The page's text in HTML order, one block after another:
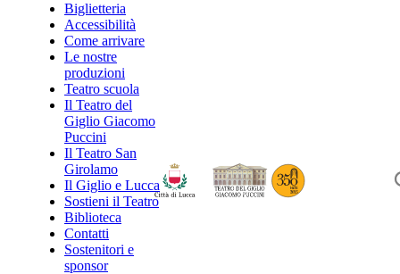
Biglietteria
Accessibilità
Come arrivare
Le nostre
produzioni
Teatro scuola
Il Teatro del
Giglio Giacomo
Puccini
Il Teatro San
Girolamo
Il Giglio e Lucca
Sostieni il Teatro
Biblioteca
Contatti
Sostenitori e
sponsor